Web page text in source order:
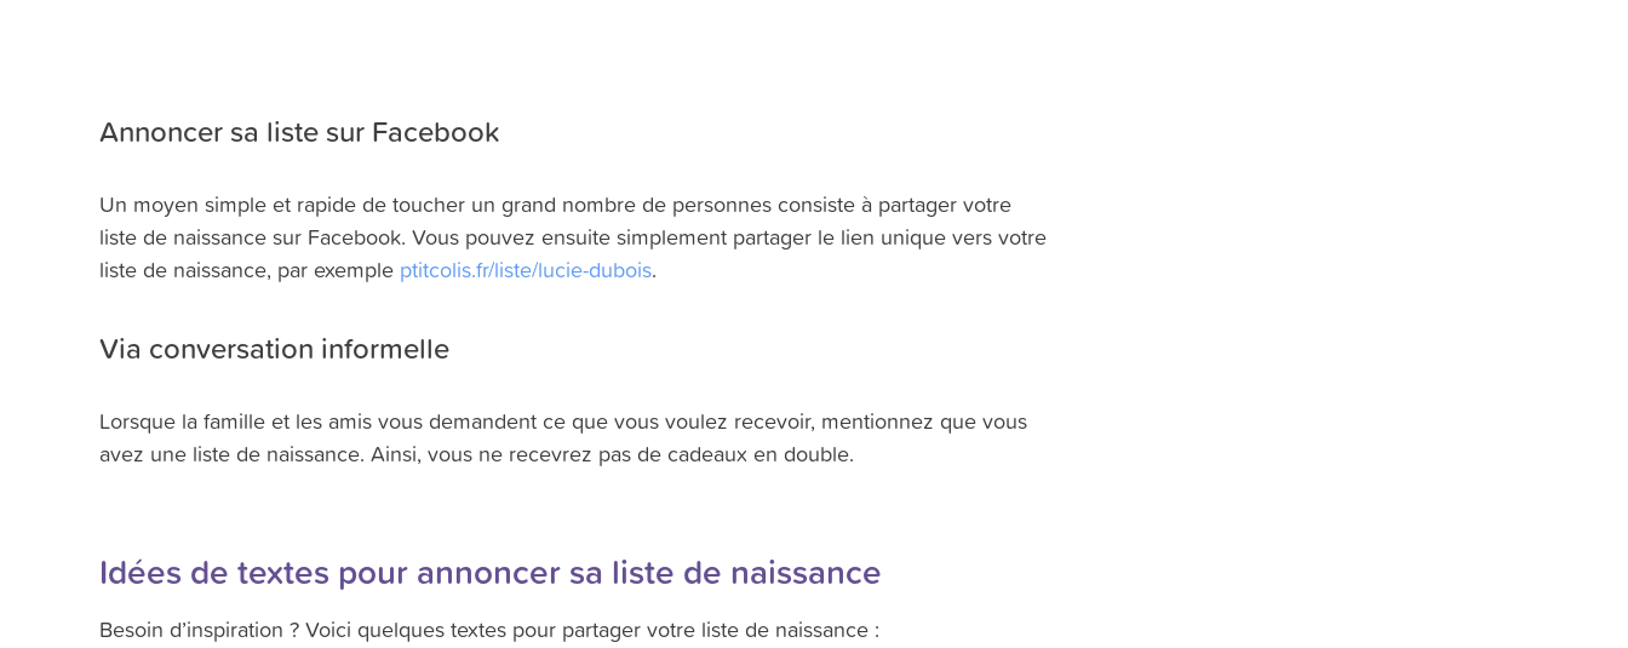
Annoncer sa liste sur Facebook
Un moyen simple et rapide de toucher un grand nombre de personnes consiste à partager votre
liste de naissance sur Facebook. Vous pouvez ensuite simplement partager le lien unique vers votre
liste de naissance, par exemple ptitcolis.fr/liste/lucie-dubois.
Via conversation informelle
Lorsque la famille et les amis vous demandent ce que vous voulez recevoir, mentionnez que vous
avez une liste de naissance. Ainsi, vous ne recevrez pas de cadeaux en double.
Idées de textes pour annoncer sa liste de naissance
Besoin d’inspiration ? Voici quelques textes pour partager votre liste de naissance :